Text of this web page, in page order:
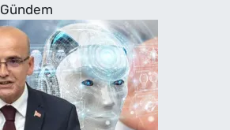
Gündem